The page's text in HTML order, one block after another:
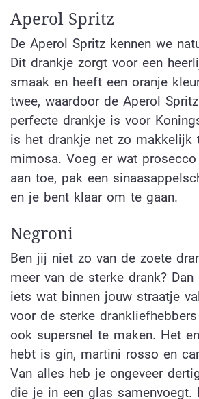
Aperol Spritz
De Aperol Spritz kennen we
Dit drankje zorgt voor een
smaak en heeft een oranje
twee, waardoor de Aperol
perfecte drankje is voor
is het drankje net zo makkelijk
mimosa. Voeg er wat
aan toe, pak een
en je bent klaar om te gaan.
Negroni
Ben jij niet zo van de zoete
meer van de sterke drank?
iets wat binnen jouw straatje
voor de sterke
ook supersnel te maken. Het
hebt is gin, martini rosso en
Van alles heb je ongeveer
die je in een glas samenvoegt.